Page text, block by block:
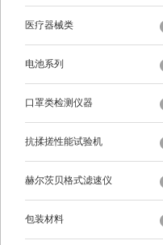
医疗器械类
电池系列
口罩类检测仪器
抗揉搓性能试验机
赫尔茨贝格式滤速仪
包装材料